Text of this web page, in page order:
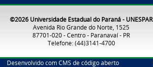
©2026 Universidade Estadual do Paraná - UNESPAR
Avenida Rio Grande do Norte, 1525
87701-020 - Centro - Paranavaí - PR
Telefone: (44)3141-4700
Desenvolvido com CMS de código aberto